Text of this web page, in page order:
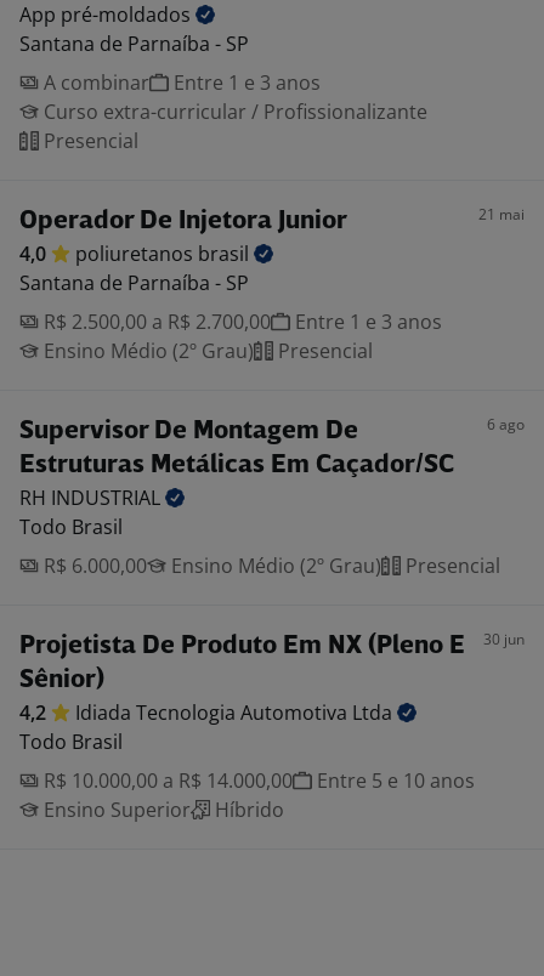
App pré-moldados
Santana de Parnaíba - SP
A combinar
Entre 1 e 3 anos
Curso extra-curricular / Profissionalizante
Presencial
Operador De Injetora Junior 21 mai
4,0 poliuretanos brasil
Santana de Parnaíba - SP
R$ 2.500,00 a R$ 2.700,00
Entre 1 e 3 anos
Ensino Médio (2º Grau)
Presencial
Supervisor De Montagem De
Estruturas Metálicas Em Caçador/SC
6 ago
RH INDUSTRIAL
Todo Brasil
R$ 6.000,00
Ensino Médio (2º Grau) Presencial
Projetista De Produto Em NX (Pleno E
Sênior)
30 jun
4,2 Idiada Tecnologia Automotiva Ltda
Todo Brasil
R$ 10.000,00 a R$ 14.000,00
Entre 5 e 10 anos
Ensino Superior
Híbrido